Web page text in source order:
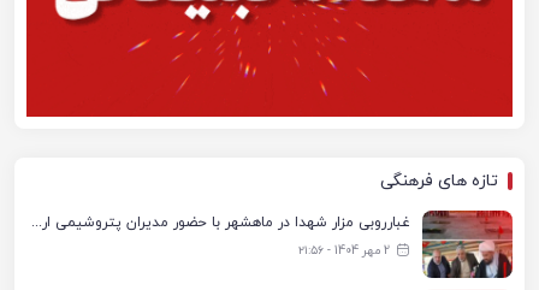
تازه های فرهنگی
غبارروبی مزار شهدا در ماهشهر با حضور مدیران پتروشیمی اروند و مسئولان شهری
2 مهر 1404 - ۲۱:۵۶